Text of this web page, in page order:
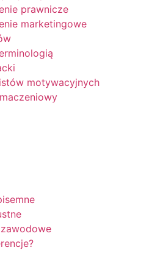
prawnicze
marketingowe
motywacyjnych